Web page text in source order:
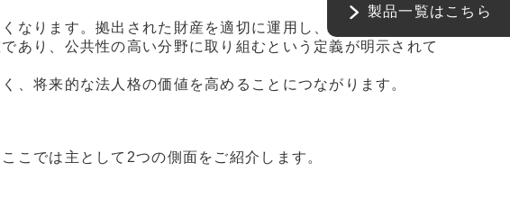
なります。拠出された財産を適切に運用し、公益目的に再投
あり、公共性の高い分野に取り組むという定義が明示されて
、将来的な法人格の価値を高めることにつながります。
こでは主として2つの側面をご紹介します。
製品一覧はこちら